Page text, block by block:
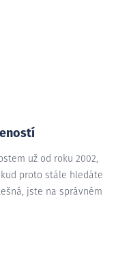
už od roku 2002,
proto stále hledáte
jste na správném